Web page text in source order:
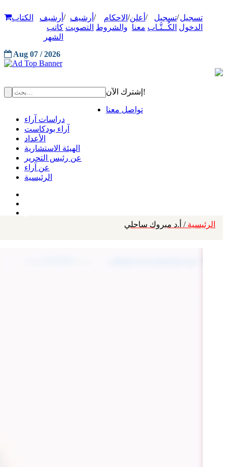
تسجيل
الدخول
/تسجيل
الكُــتَّـاب
/ أعلن
معنا
/ الاحكام
والشروط
/ أرشيف
التصويت
/ أرشيف
كاتب
الشهر
الكتاب
Aug 07 / 2026
إشترك الآن!
تواصل معنا
دراسات آراء
آراء بودكاست
الأعداد
الهيئة الاستشارية
عن رئيس التحرير
عن آراء
الرئيسية
الرئيسية / أ.د مبروك ساحلي